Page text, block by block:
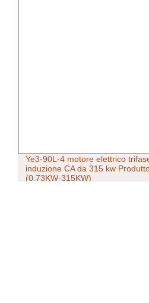
Ye3-90L-4 motore elettrico
induzione CA da 315 kw
(0.73KW-315KW)